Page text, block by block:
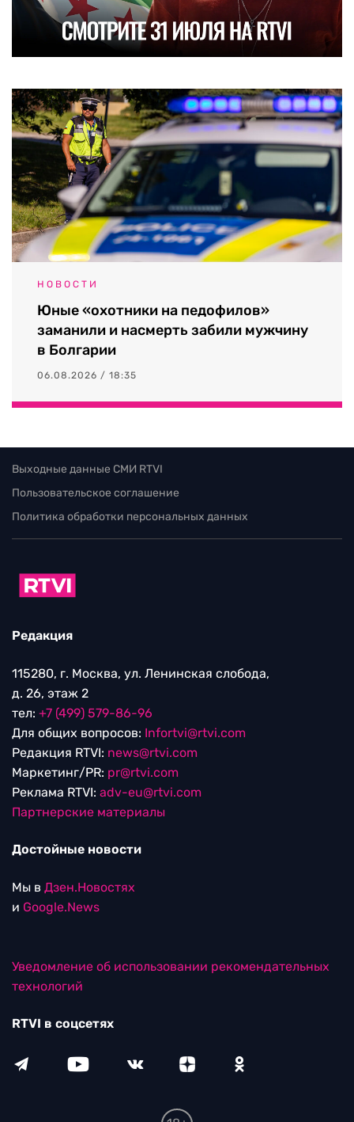
НОВОСТИ
Юные «охотники на педофилов»
заманили и насмерть забили мужчину
в Болгарии
06.08.2026 / 18:35
Выходные данные СМИ RTVI
Пользовательское соглашение
Политика обработки персональных данных
Редакция
115280, г. Москва, ул. Ленинская слобода,
д. 26, этаж 2
тел: +7 (499) 579-86-96
Для общих вопросов: Infortvi@rtvi.com
Редакция RTVI: news@rtvi.com
Маркетинг/PR: pr@rtvi.com
Реклама RTVI: adv-eu@rtvi.com
Партнерские материалы
Достойные новости
Мы в Дзен.Новостях
и Google.News
Уведомление об использовании рекомендательных
технологий
RTVI в соцсетях